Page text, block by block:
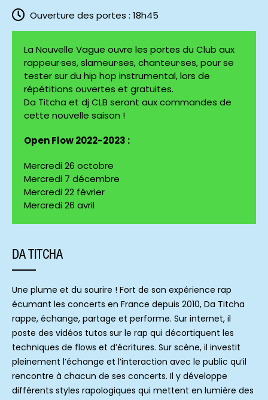
Ouverture des portes : 18h45
La Nouvelle Vague ouvre les portes du Club aux
rappeur·ses, slameur·ses, chanteur·ses, pour se
tester sur du hip hop instrumental, lors de
répétitions ouvertes et gratuites.
Da Titcha et dj CLB seront aux commandes de
cette nouvelle saison !
Open Flow 2022-2023 :
Mercredi 26 octobre
Mercredi 7 décembre
Mercredi 22 février
Mercredi 26 avril
DA TITCHA
Une plume et du sourire ! Fort de son expérience rap
écumant les concerts en France depuis 2010, Da Titcha
rappe, échange, partage et performe. Sur internet, il
poste des vidéos tutos sur le rap qui décortiquent les
techniques de flows et d’écritures. Sur scène, il investit
pleinement l’échange et l’interaction avec le public qu’il
rencontre à chacun de ses concerts. Il y développe
différents styles rapologiques qui mettent en lumière des